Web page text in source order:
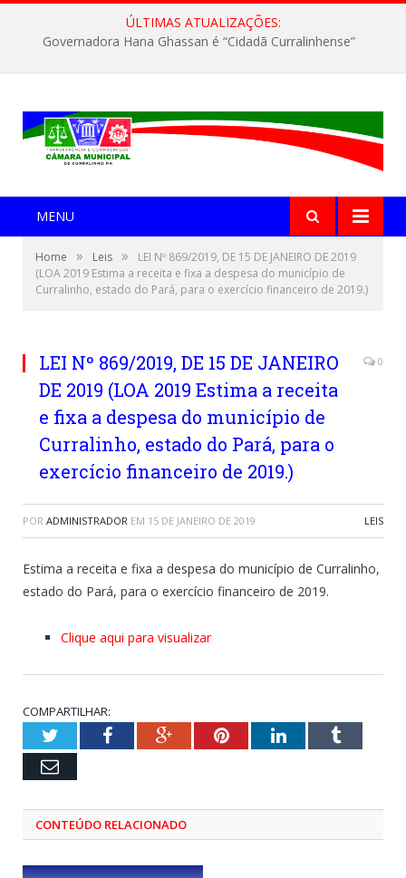
ÚLTIMAS ATUALIZAÇÕES:
Governadora Hana Ghassan é “Cidadã Curralinhense”
MENU
Home » Leis »
LEI Nº 869/2019, DE 15 DE JANEIRO DE 2019
(LOA 2019 Estima a receita e fixa a despesa do município de
Curralinho, estado do Pará, para o exercício financeiro de 2019.)
LEI Nº 869/2019, DE 15 DE JANEIRO
DE 2019 (LOA 2019 Estima a receita
e fixa a despesa do município de
Curralinho, estado do Pará, para o
exercício financeiro de 2019.)
0
POR ADMINISTRADOR EM 15 DE JANEIRO DE 2019 LEIS
Estima a receita e fixa a despesa do município de Curralinho,
estado do Pará, para o exercício financeiro de 2019.
Clique aqui para visualizar
COMPARTILHAR:
TwitterFacebookGoogle+PinterestLinkedInTumblr
Email
CONTEÚDO RELACIONADO